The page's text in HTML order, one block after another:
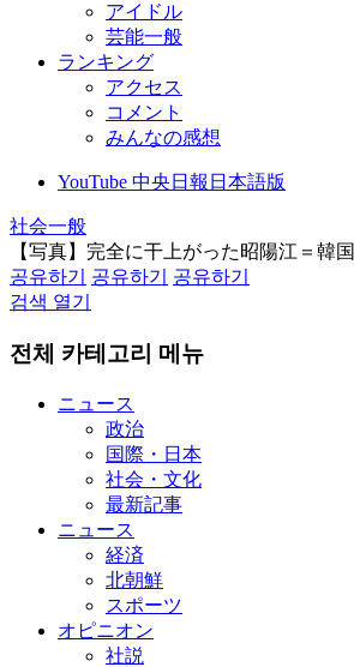
アイドル
芸能一般
ランキング
アクセス
コメント
みんなの感想
YouTube 中央日報日本語版
社会一般
【写真】完全に干上がった昭陽江＝韓国
공유하기
공유하기
공유하기
검색 열기
전체 카테고리 메뉴
ニュース
政治
国際・日本
社会・文化
最新記事
ニュース
経済
北朝鮮
スポーツ
オピニオン
社説